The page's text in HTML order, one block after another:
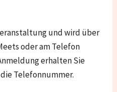
und wird über
oder am Telefon
erhalten Sie
Telefonnummer.